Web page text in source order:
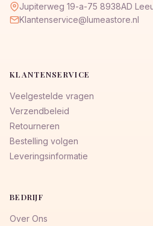
Jupiterweg 19-a-75 8938AD
Klantenservice@lumeastore.nl
KLANTENSERVICE
Veelgestelde vragen
Verzendbeleid
Retourneren
Bestelling volgen
Leveringsinformatie
BEDRIJF
Over Ons